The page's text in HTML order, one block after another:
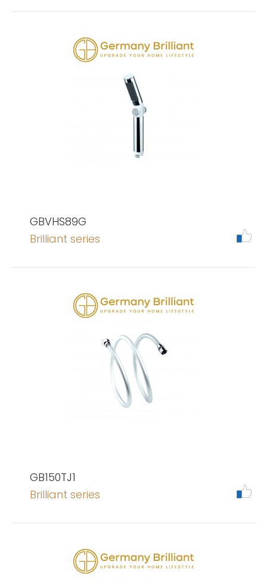
GBVHS89G
Brilliant series
GB150TJ1
Brilliant series